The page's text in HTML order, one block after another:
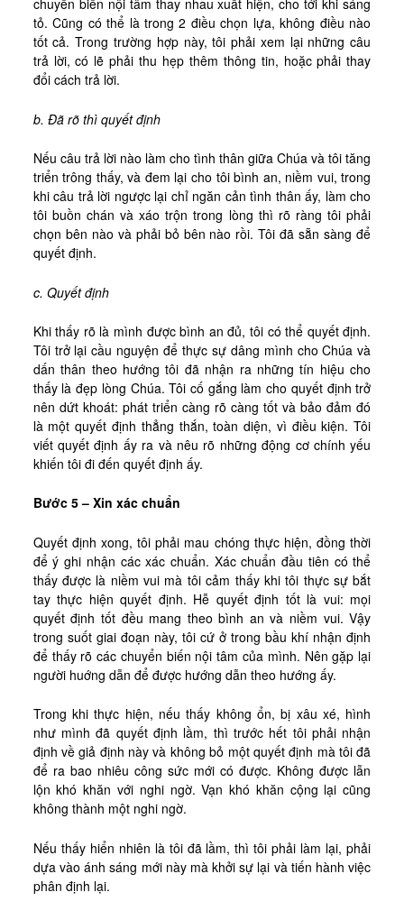
chuyển biến nội tâm thay nhau xuất hiện, cho tới khi sáng
tỏ. Cũng có thể là trong 2 điều chọn lựa, không điều nào
tốt cả. Trong trường hợp này, tôi phải xem lại những câu
trả lời, có lẽ phải thu hẹp thêm thông tin, hoặc phải thay
đổi cách trả lời.
b. Đã rõ thì quyết định
Nếu câu trả lời nào làm cho tình thân giữa Chúa và tôi tăng
triển trông thấy, và đem lại cho tôi bình an, niềm vui, trong
khi câu trả lời ngược lại chỉ ngăn cản tình thân ấy, làm cho
tôi buồn chán và xáo trộn trong lòng thì rõ ràng tôi phải
chọn bên nào và phải bỏ bên nào rồi. Tôi đã sẵn sàng để
quyết định.
c. Quyết định
Khi thấy rõ là mình được bình an đủ, tôi có thể quyết định.
Tôi trở lại cầu nguyện để thực sự dâng mình cho Chúa và
dấn thân theo hướng tôi đã nhận ra những tín hiệu cho
thấy là đẹp lòng Chúa. Tôi cố gắng làm cho quyết định trở
nên dứt khoát: phát triển càng rõ càng tốt và bảo đảm đó
là một quyết định thẳng thắn, toàn diện, vì điều kiện. Tôi
viết quyết định ấy ra và nêu rõ những động cơ chính yếu
khiến tôi đi đến quyết định ấy.
Bước 5 – Xin xác chuẩn
Quyết định xong, tôi phải mau chóng thực hiện, đồng thời
để ý ghi nhận các xác chuẩn. Xác chuẩn đầu tiên có thể
thấy được là niềm vui mà tôi cảm thấy khi tôi thực sự bắt
tay thực hiện quyết định. Hễ quyết định tốt là vui: mọi
quyết định tốt đều mang theo bình an và niềm vui. Vậy
trong suốt giai đoạn này, tôi cứ ở trong bầu khí nhận định
để thấy rõ các chuyển biến nội tâm của mình. Nên gặp lại
người huớng dẫn để được hướng dẫn theo hướng ấy.
Trong khi thực hiện, nếu thấy không ổn, bị xâu xé, hình
như mình đã quyết định lầm, thì trước hết tôi phải nhận
định về giả định này và không bỏ một quyết định mà tôi đã
để ra bao nhiêu công sức mới có được. Không được lẫn
lộn khó khăn với nghi ngờ. Vạn khó khăn cộng lại cũng
không thành một nghi ngờ.
Nếu thấy hiển nhiên là tôi đã lầm, thì tôi phải làm lại, phải
dựa vào ánh sáng mới này mà khởi sự lại và tiến hành việc
phân định lại.